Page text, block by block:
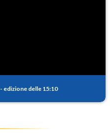
- edizione delle 15:10